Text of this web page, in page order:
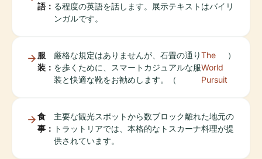
語： る程度の英語を話します。展示テキストはバイリ
ンガルです。
服
装：
厳格な規定はありませんが、石畳の通り
を歩くために、スマートカジュアルな服
装と快適な靴をお勧めします。（
The
World
Pursuit
）
食
事：
主要な観光スポットから数ブロック離れた地元の
トラットリアでは、本格的なトスカーナ料理が提
供されています。